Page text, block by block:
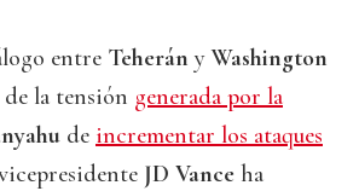
entre Teherán yWashington
la tensión generada por la
de incrementar los ataques
JD Vance ha